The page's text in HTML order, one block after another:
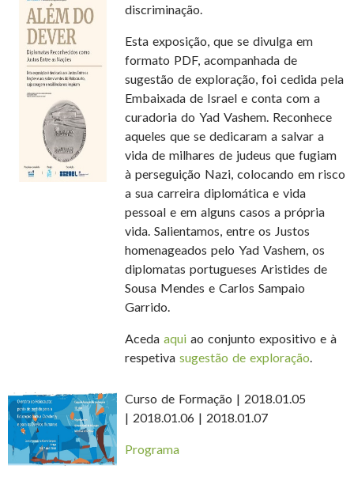
discriminação.
Esta exposição, que se divulga em
formato PDF, acompanhada de
sugestão de exploração, foi cedida pela
Embaixada de Israel e conta com a
curadoria do Yad Vashem. Reconhece
aqueles que se dedicaram a salvar a
vida de milhares de judeus que fugiam
à perseguição Nazi, colocando em risco
a sua carreira diplomática e vida
pessoal e em alguns casos a própria
vida. Salientamos, entre os Justos
homenageados pelo Yad Vashem, os
diplomatas portugueses Aristides de
Sousa Mendes e Carlos Sampaio
Garrido.
Aceda aqui ao conjunto expositivo e à
respetiva sugestão de exploração.
Curso de Formação | 2018.01.05
| 2018.01.06 | 2018.01.07
Programa